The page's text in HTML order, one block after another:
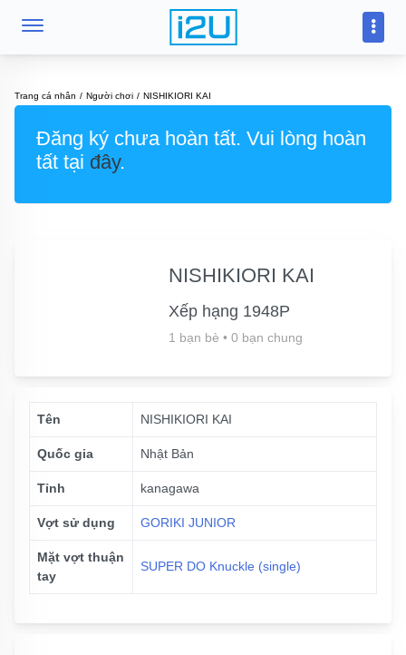
Trang cá nhân Người chơi NISHIKIORI KAI
Đăng ký chưa hoàn tất. Vui lòng hoàn
tất tại đây.
NISHIKIORI KAI
Xếp hạng 1948P
1 bạn bè • 0 bạn chung
Tên NISHIKIORI KAI
Quốc gia Nhật Bản
Tỉnh kanagawa
Vợt sử dụng GORIKI JUNIOR
Mặt vợt thuận
tay
SUPER DO Knuckle (single)